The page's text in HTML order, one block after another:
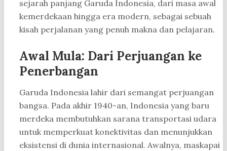
sejarah panjang Garuda Indonesia, dari masa awal
kemerdekaan hingga era modern, sebagai sebuah
kisah perjalanan yang penuh makna dan pelajaran.
Awal Mula: Dari Perjuangan ke
Penerbangan
Garuda Indonesia lahir dari semangat perjuangan
bangsa. Pada akhir 1940-an, Indonesia yang baru
merdeka membutuhkan sarana transportasi udara
untuk memperkuat konektivitas dan menunjukkan
eksistensi di dunia internasional. Awalnya, maskapai